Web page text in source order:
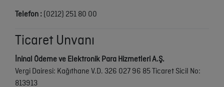
Telefon : (0212) 251 80 00
Ticaret Unvanı
İninal Ödeme ve Elektronik Para Hizmetleri A.Ş.
Vergi Dairesi: Kağıthane V.D. 326 027 96 85 Ticaret Sicil No:
813913